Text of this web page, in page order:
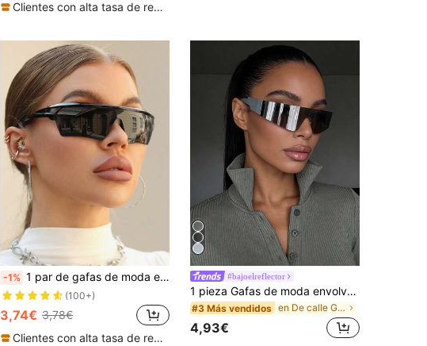
Clientes con alta tasa de repetición
-1% 1 par de gafas de moda estilo Ins con marco envuelto exquisito para mujer, adecuadas para uso en la calle, viajes, playa, estilo deportivo, conducir y actividades al aire libre
(100+)
3,74€ 3,78€
Clientes con alta tasa de repetición
#bajoelreflector
1 pieza Gafas de moda envolventes sin marco, Gafas de estilo futurista Y2K personalizadas para fotografía callejera para mujeres, adecuadas para uso diario, estilo callejero, vacaciones, viajes, playa, actividades al aire turismo
#3 Más vendidos en De calle Gafas y accesorios para gafas de mujer
4,93€